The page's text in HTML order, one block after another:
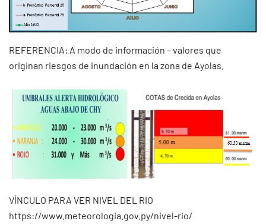
REFERENCIA: A modo de información – valores que
originan riesgos de inundación en la zona de Ayolas.
VÍNCULO PARA VER NIVEL DEL RIO
https://www.meteorologia.gov.py/nivel-rio/